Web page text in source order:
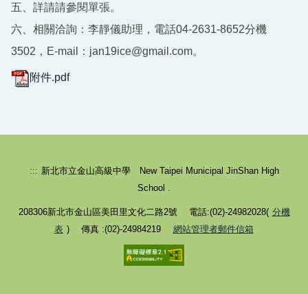
五、詳請請參閱單張。
六、相關洽詢：李靜儀助理，電話04-2631-8652分機
3502，E-mail：jan19ice@gmail.com。
附件.pdf
::: 新北市立金山高級中學 New Taipei Municipal JinShan High
School .
208306新北市金山區美田里文化二路2號 電話:(02)-24982028( 分機
表 ) 傳真 :(02)-24984219 網站管理者郵件信箱